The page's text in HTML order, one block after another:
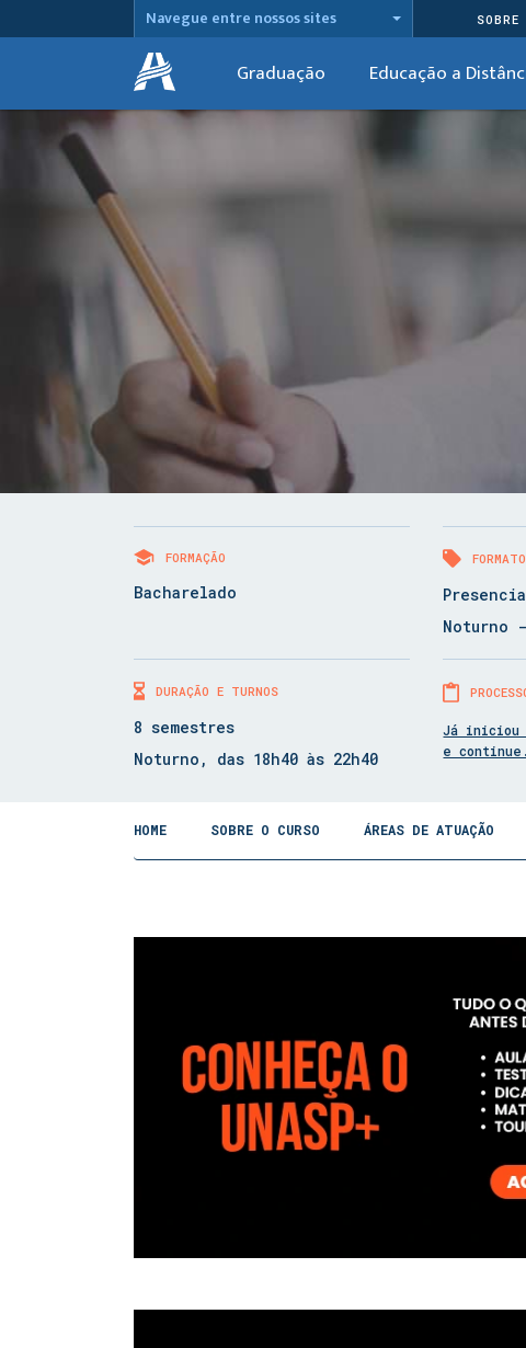
Navegue entre nossos sites
Graduação Educação a
FORMAÇÃO
Bacharelado
Noturno
DURAÇÃO E TURNOS
8 semestres
Noturno, das 18h40 às 22h40
Já iniciou
e continue.
HOME SOBRE O CURSO ÁREAS DE ATUAÇÃO